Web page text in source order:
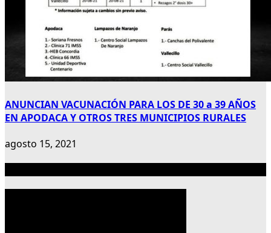
ANUNCIAN VACUNACIÓN PARA LOS DE 30 a 39 AÑOS
EN APODACA Y OTROS TRES MUNICIPIOS RURALES
agosto 15, 2021